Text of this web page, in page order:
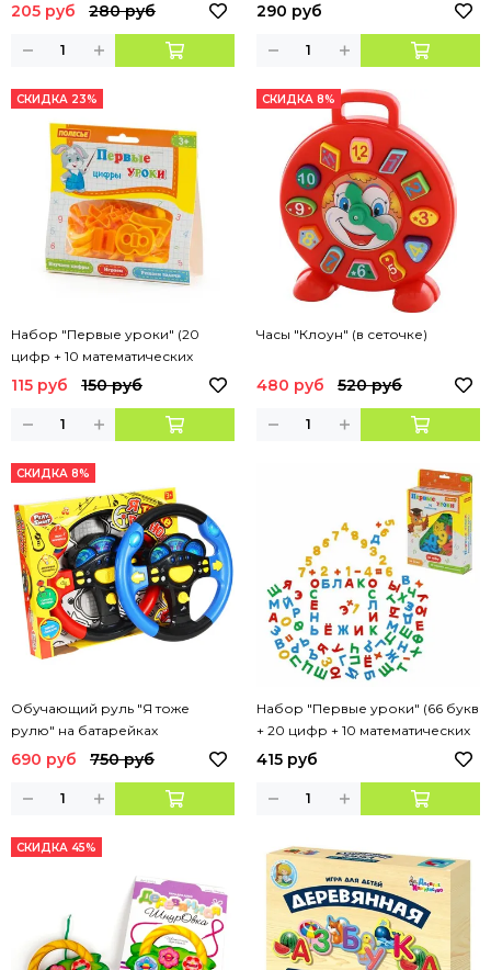
205 руб 280 руб 290 руб
СКИДКА 23%
Набор "Первые уроки" (20
цифр + 10 математических
знаков) (в пакете)
115 руб 150 руб
СКИДКА 8%
Часы "Клоун" (в сеточке)
480 руб 520 руб
СКИДКА 8%
Обучающий руль "Я тоже
рулю" на батарейках
690 руб 750 руб
Набор "Первые уроки" (66 букв
+ 20 цифр + 10 математических
знаков) (в коробке)
415 руб
СКИДКА 45%